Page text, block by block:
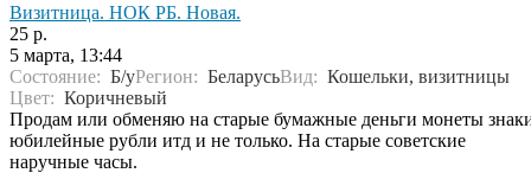
Визитница. НОК РБ. Новая.
25 р.
5 марта, 13:44
Состояние: Б/уРегион: БеларусьВид: Кошельки, визитницы
Цвет: Коричневый
Продам или обменяю на старые бумажные деньги монеты
юбилейные рубли итд и не только. На старые советские
наручные часы.